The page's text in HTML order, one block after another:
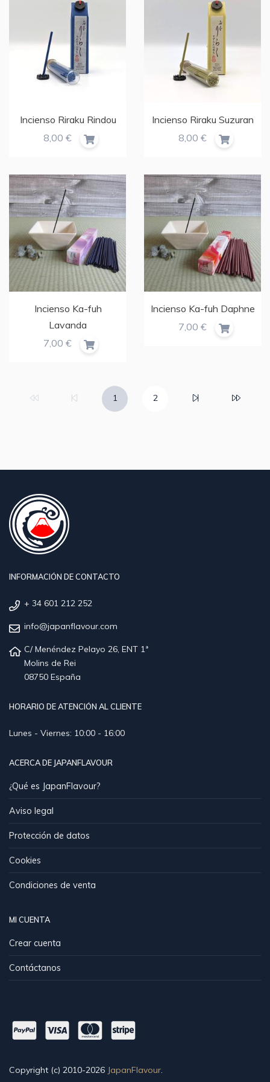
Incienso Riraku Rindou
8,00 €
Incienso Riraku Suzuran
8,00 €
Incienso Ka-fuh
Lavanda
7,00 €
Incienso Ka-fuh Daphne
7,00 €
1 2
INFORMACIÓN DE CONTACTO
+ 34 601 212 252
info@japanflavour.com
C/ Menéndez Pelayo 26, ENT 1ª
Molins de Rei
08750 España
HORARIO DE ATENCIÓN AL CLIENTE
Lunes - Viernes: 10:00 - 16:00
ACERCA DE JAPANFLAVOUR
¿Qué es JapanFlavour?
Aviso legal
Protección de datos
Cookies
Condiciones de venta
MI CUENTA
Crear cuenta
Contáctanos
Copyright (c) 2010-2026 JapanFlavour.